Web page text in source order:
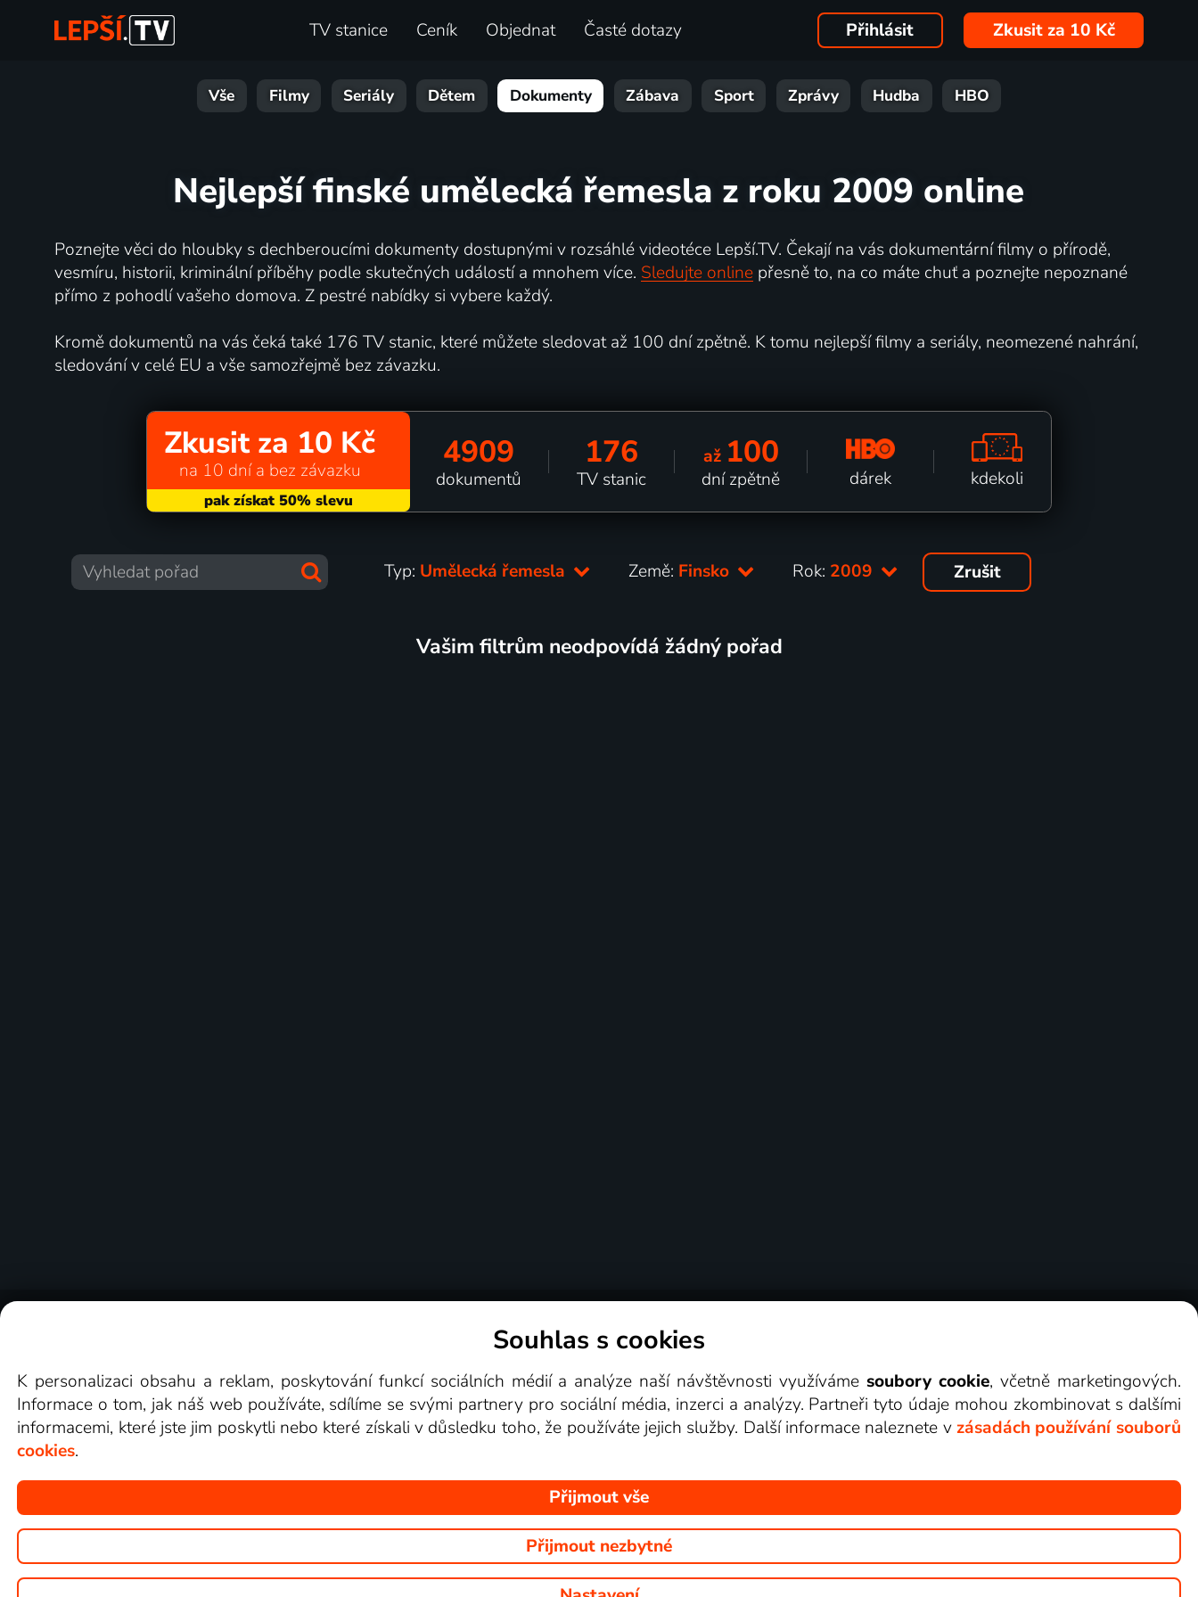
TV stanice Ceník Objednat Časté dotazy Přihlásit Zkusit za 10 Kč
Vše Filmy Seriály Dětem Dokumenty Zábava Sport Zprávy Hudba HBO
Nejlepší finské umělecká řemesla z roku 2009 online
Poznejte věci do hloubky s dechberoucími dokumenty dostupnými v rozsáhlé videotéce Lepší.TV. Čekají na vás dokumentární filmy o přírodě,
vesmíru, historii, kriminální příběhy podle skutečných událostí a mnohem více. Sledujte onlinepřesně to, na co máte chuť a poznejte nepoznané
přímo z pohodlí vašeho domova. Z pestré nabídky si vybere každý.
Kromě dokumentů na vás čeká také 176 TV stanic, které můžete sledovat až 100 dní zpětně. K tomu nejlepší filmy a seriály, neomezené nahrání,
sledování v celé EU a vše samozřejmě bez závazku.
Zkusit za 10 Kč
na 10 dní a bez závazku 4909
dokumentů
176
TV stanic
až 100
dní zpětně dárek kdekoli
Typ: Umělecká řemesla Země: Finsko Rok: 2009 Zrušit
Vašim filtrům neodpovídá žádný pořad
Videotéka
Copyright © goNET s.r.o. Na tomto webu jsou zobrazovány obrázky z pořadů TV stanic, které můžete sledovat v Lepší.TV.
Souhlas s cookies
K personalizaci obsahu a reklam, poskytování funkcí sociálních médií a analýze naší návštěvnosti využívámesoubory cookie, včetně marketingových.
Informace o tom, jak náš web používáte, sdílíme se svými partnery pro sociální média, inzerci a analýzy. Partneři tyto údaje mohou zkombinovat s dalšími
informacemi, které jste jim poskytli nebo které získali v důsledku toho, že používáte jejich služby. Další informace naleznete v zásadách používání souborů
cookies.
Přijmout vše
Přijmout nezbytné